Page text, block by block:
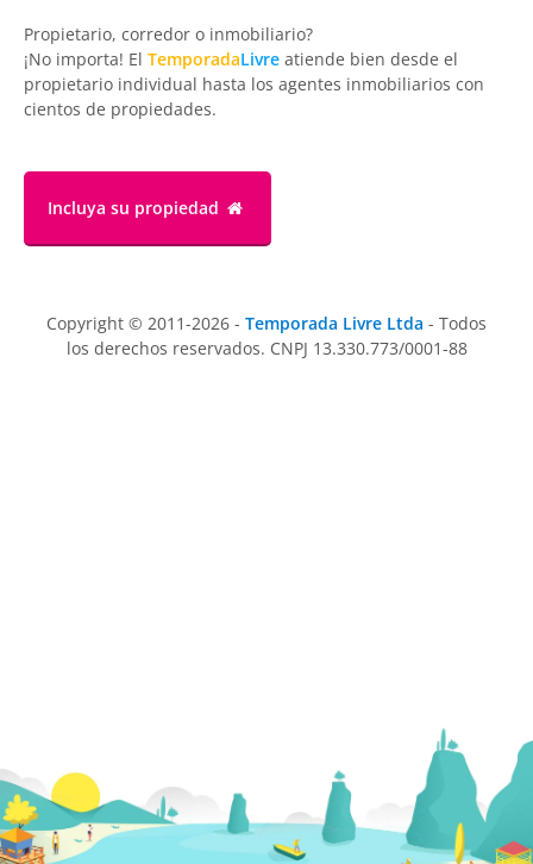
Propietario, corredor o inmobiliario?
¡No importa! El TemporadaLivre atiende bien desde el
propietario individual hasta los agentes inmobiliarios con
cientos de propiedades.
Incluya su propiedad
Copyright © 2011-2026 - Temporada Livre Ltda - Todos
los derechos reservados. CNPJ 13.330.773/0001-88